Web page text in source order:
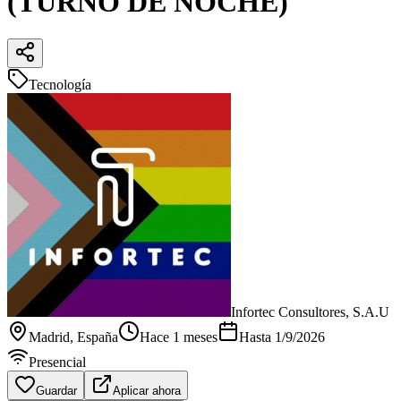
Tecnología
Infortec Consultores, S.A.U
Madrid, España Hace 1 meses Hasta 1/9/2026
Presencial
Guardar Aplicar ahora